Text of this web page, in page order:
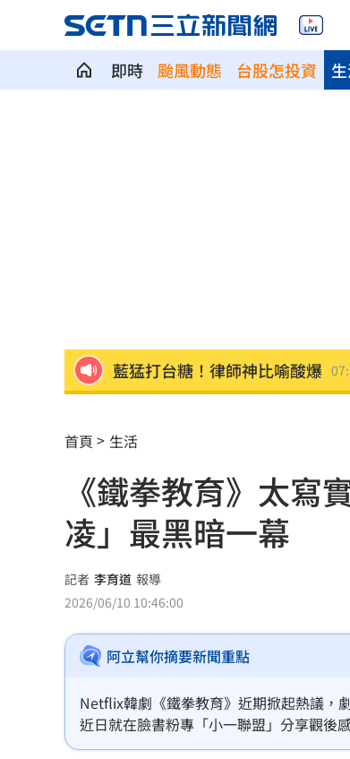
即時 颱風動態 台股怎投資
藍猛打台糖！律師神比喻酸爆
AAA第五波重磅名單！ITZY單飛的
超微Q2財報好香 供應鏈4強必
猥褻女同事…變態保全：幫妳克
國庫空了？中國啟動全球大追稅
鄭麗文捐熊本100萬 小粉紅抓1
獨／擁上千萬資產 70歲大咖男星
休旅車65萬有找 還標配通風座
首頁 生活
《鐵拳教育》太
凌」最黑暗一幕
記者 李育道 報導
2026/06/10 10:46:00
阿立幫你摘要新聞重點
Netflix韓劇《鐵拳教育》近期掀起熱議，
近日就在臉書粉專「小一聯盟」分享觀後
中情節讓她想起孩子曾遭霸凌的經歷，「